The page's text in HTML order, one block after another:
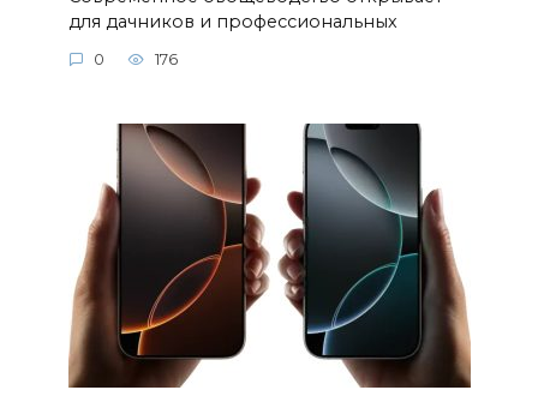
для дачников и профессиональных
0 176